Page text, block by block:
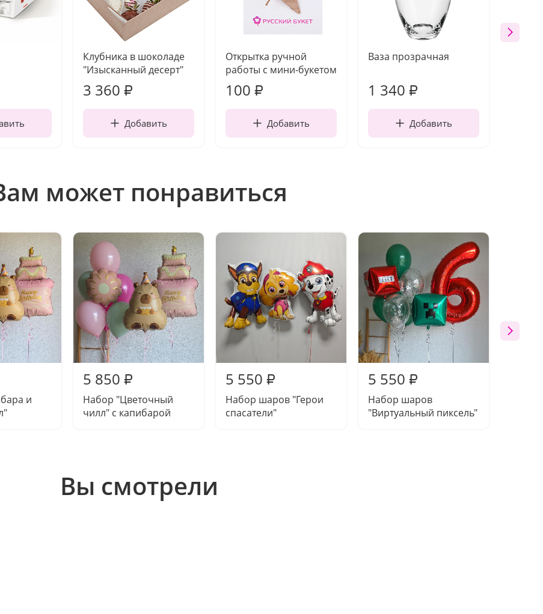
Клубника в шоколаде
"Изысканный десерт"
3 360 ₽
Добавить
Открытка ручной
работы с мини-букетом
100 ₽
Добавить
Ваза прозрачная
1 340 ₽
Добавить
может понравиться
и
5 850 ₽
Набор "Цветочный
чилл" с капибарой
5 550 ₽
Набор шаров "Герои
спасатели"
5 550 ₽
Набор шаров
"Виртуальный пиксель"
Вы смотрели